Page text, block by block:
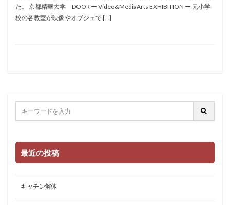
た。 京都精華大学 DOOR ー Video&MediaArts EXHIBITION ー 元小学
校の各教室が映像やオブジェで […]
最近の投稿
キッチン解体